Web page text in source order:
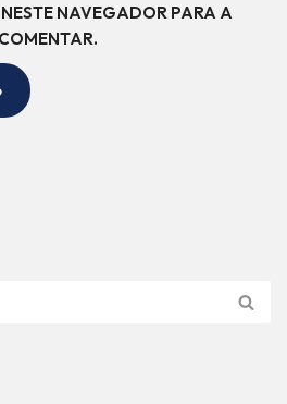
NAVEGADOR PARA A